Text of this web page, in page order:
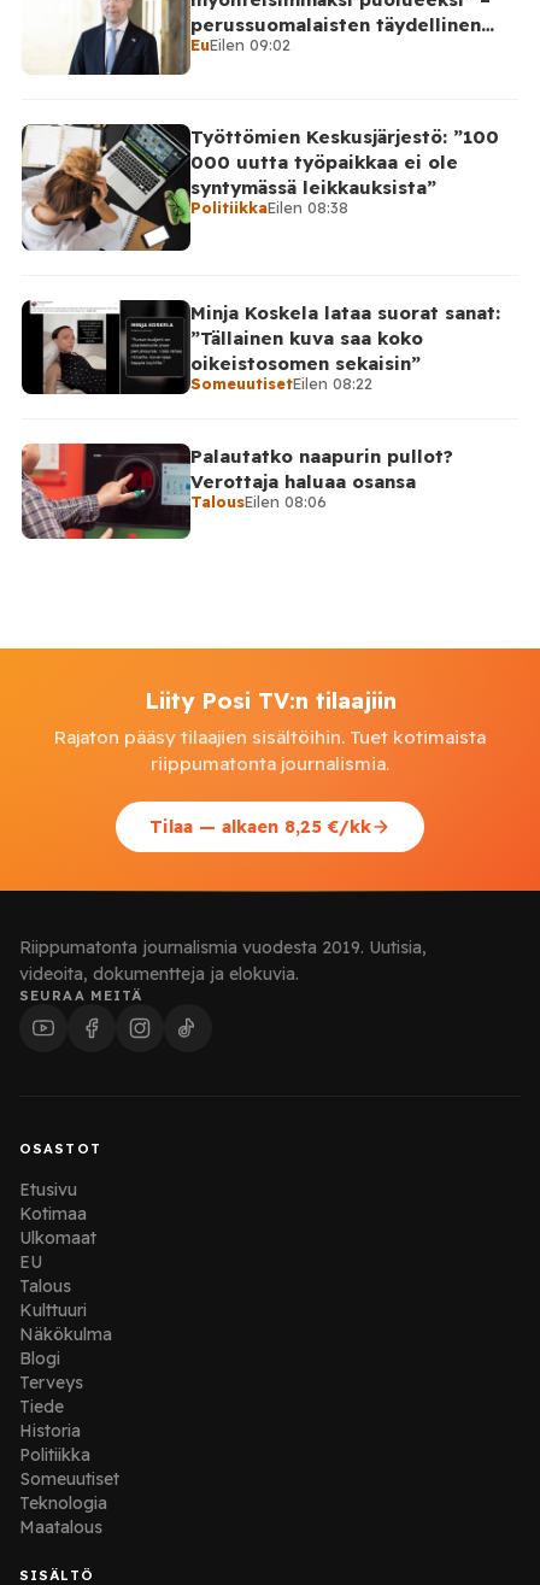
perussuomalaisten täydellinen
takinkääntö
EuEilen 09:02
Työttömien Keskusjärjestö: ”100
000 uutta työpaikkaa ei ole
syntymässä leikkauksista”
PolitiikkaEilen 08:38
Minja Koskela lataa suorat sanat:
”Tällainen kuva saa koko
oikeistosomen sekaisin”
SomeuutisetEilen 08:22
Palautatko naapurin pullot?
Verottaja haluaa osansa
TalousEilen 08:06
Liity Posi TV:n tilaajiin
Rajaton pääsy tilaajien sisältöihin. Tuet kotimaista
riippumatonta journalismia.
Tilaa — alkaen 8,25 €/kk
Riippumatonta journalismia vuodesta 2019. Uutisia,
videoita, dokumentteja ja elokuvia.
SEURAA MEITÄ
OSASTOT
Etusivu
Kotimaa
Ulkomaat
EU
Talous
Kulttuuri
Näkökulma
Blogi
Terveys
Tiede
Historia
Politiikka
Someuutiset
Teknologia
Maatalous
SISÄLTÖ